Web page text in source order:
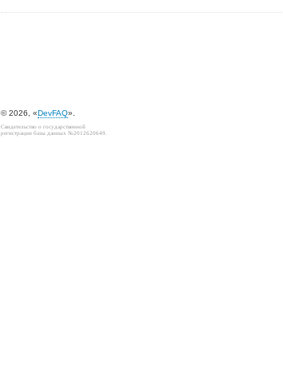
© 2026, «DevFAQ».
Свидетельство о государственной
регистрации базы данных №2012620649.